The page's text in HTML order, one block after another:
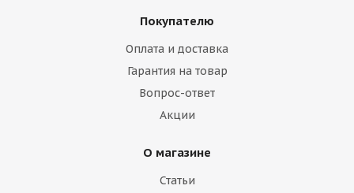
Покупателю
Оплата и доставка
Гарантия на товар
Вопрос-ответ
Акции
О магазине
Статьи